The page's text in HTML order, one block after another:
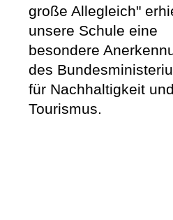
große Allegleich"
unsere Schule eine
besondere
des
für Nachhaltigkeit
Tourismus.